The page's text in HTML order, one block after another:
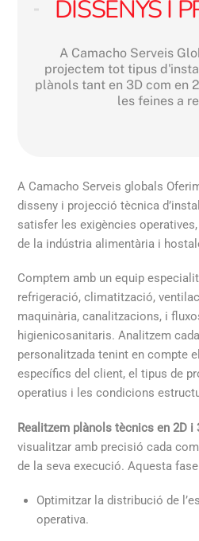
DISSENYS I
A Camacho Serveis
projectem tot tipus
plànols tant en 3D com en
les feines a
A Camacho Serveis globals
disseny i projecció tècnica
satisfer les exigències
de la indústria alimentària i
Comptem amb un equip
refrigeració, climatització,
maquinària, canalitzacions, i
higienicosanitaris. Analitzem
personalitzada tenint en compte
específics del client, el tipus de
operatius i les condicions
Realitzem plànols tècnics en 2D i
visualitzar amb precisió cada
de la seva execució. Aquesta
Optimitzar la distribució de
operativa.